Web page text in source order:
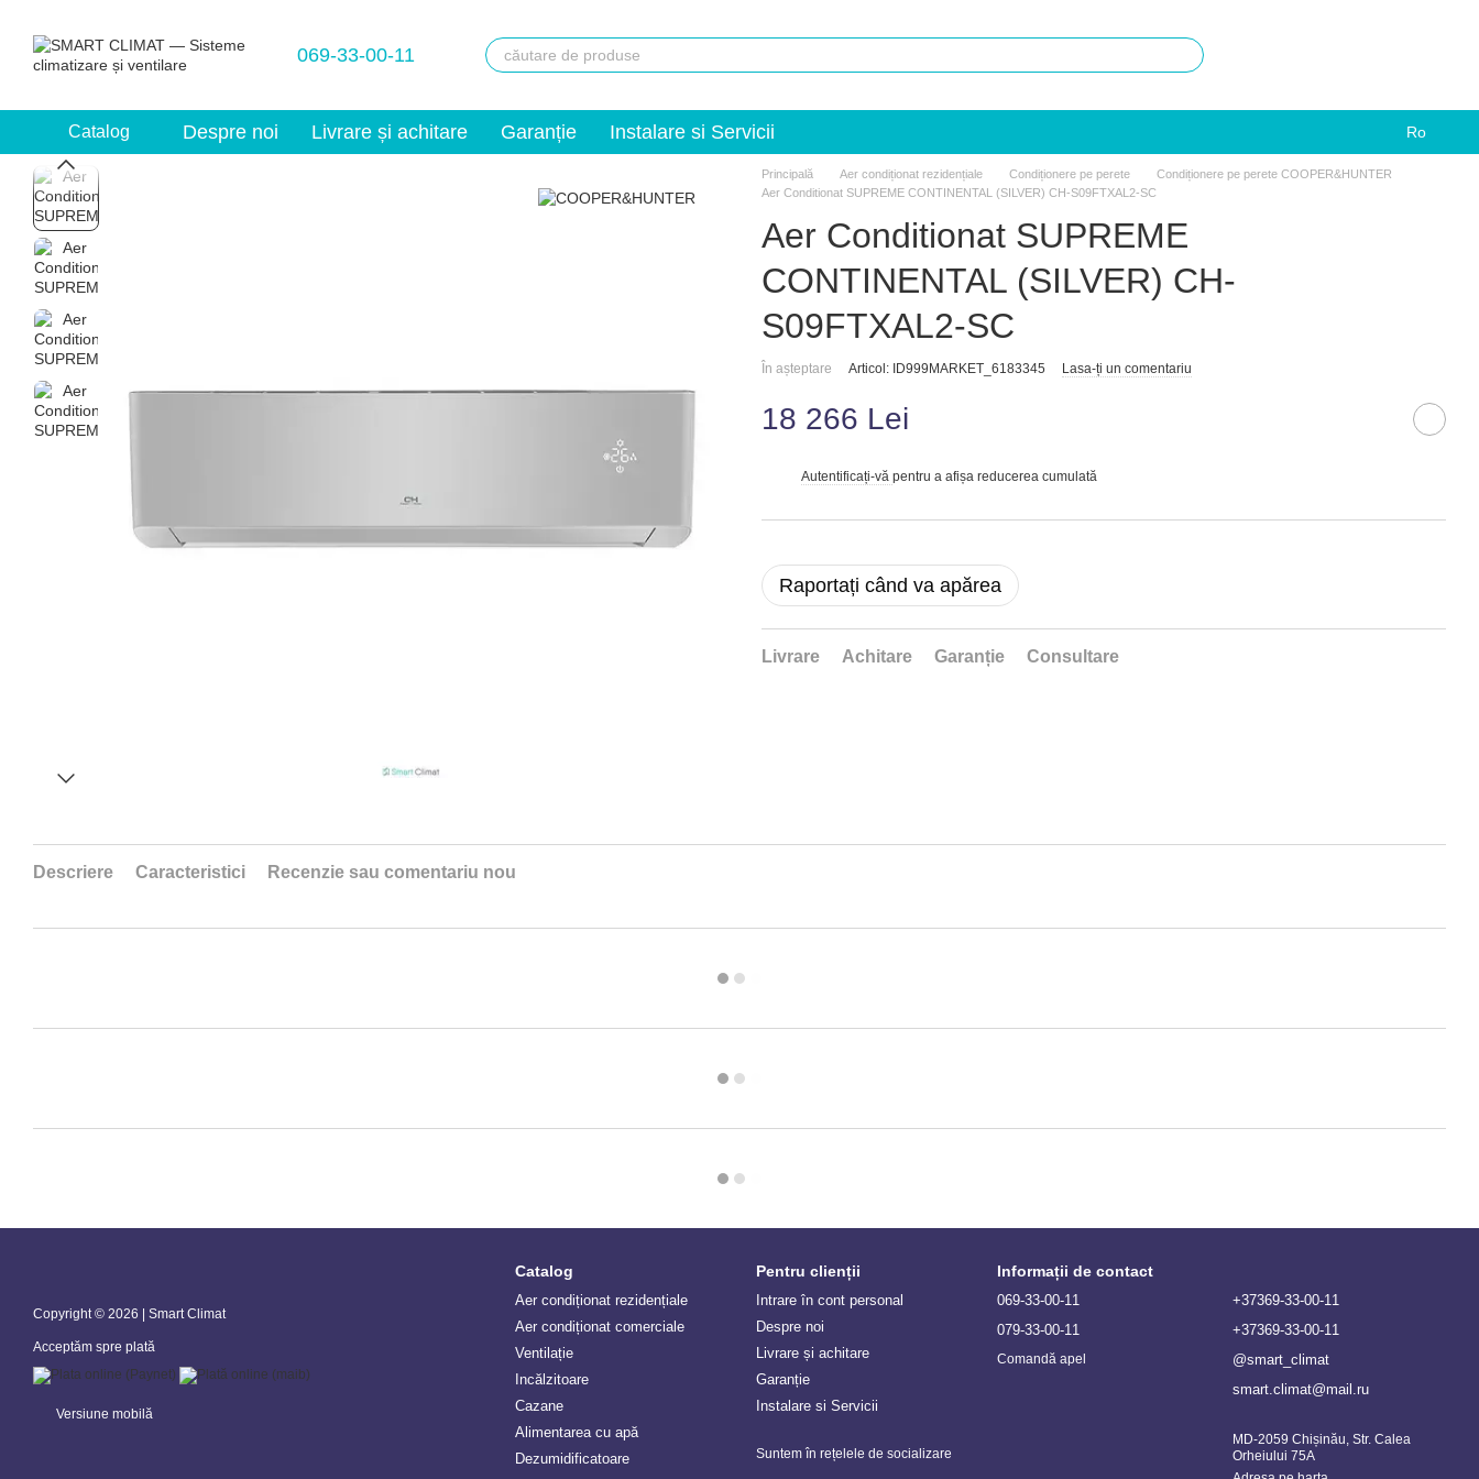
069-33-00-11
Catalog Despre noi Livrare și achitare Garanție Instalare si Servicii Ro
Principală Aer condiționat rezidențiale Condiționere pe perete
Condiționere pe perete COOPER&HUNTER
Aer Conditionat SUPREME CONTINENTAL (SILVER) CH-S09FTXAL2-SC
Aer Conditionat SUPREME
CONTINENTAL (SILVER) CH-
S09FTXAL2-SC
În așteptare Articol: ID999MARKET_6183345 Lasa-ți un comentariu
18 266 Lei
Autentificați-vă pentru a afișa reducerea cumulată
Raportați când va apărea
Livrare Achitare Garanție Consultare
Descriere Caracteristici Recenzie sau comentariu nou
Copyright © 2026 | Smart Climat
Acceptăm spre plată
Versiune mobilă
Catalog
Aer condiționat rezidențiale
Aer condiționat comerciale
Ventilație
Incălzitoare
Сazane
Alimentarea cu apă
Dezumidificatoare
Pentru clienții
Intrare în cont personal
Despre noi
Livrare și achitare
Garanție
Instalare si Servicii
Suntem în rețelele de socializare
Informații de contact
069-33-00-11
079-33-00-11
Comandă apel
+37369-33-00-11
+37369-33-00-11
@smart_climat
smart.climat@mail.ru
MD-2059 Chișinău, Str. Calea
Orheiului 75A